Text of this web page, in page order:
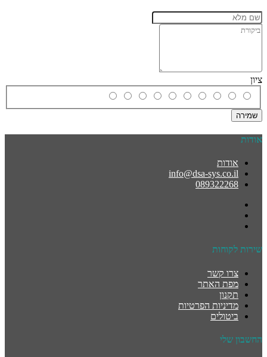
ציון
שמירה
אודות
אודות
info@dsa-sys.co.il
089322268
שירות לקוחות
צרו קשר
מפת האתר
תקנון
מדיניות הפרטיות
ביטולים
החשבון שלי